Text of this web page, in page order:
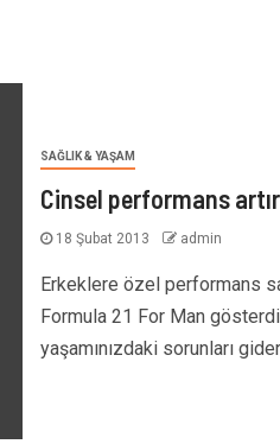
SAĞLIK & YAŞAM
Cinsel performans
18 Şubat 2013 admin
Erkeklere özel performans
Formula 21 For Man
yaşamınızdaki sorunları